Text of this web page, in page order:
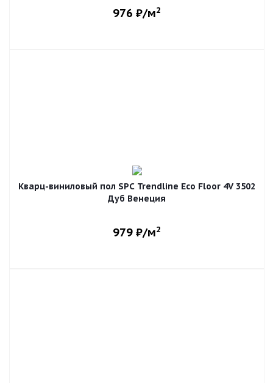
976 ₽/м2
Кварц-виниловый пол SPC Trendline Eco Floor 4V 3502
Дуб Венеция
979 ₽/м2